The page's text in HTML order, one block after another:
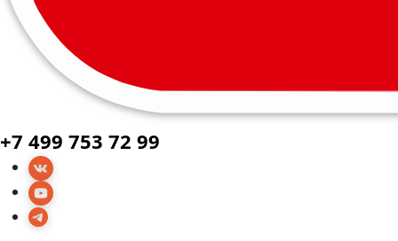
+7 499 753 72 99